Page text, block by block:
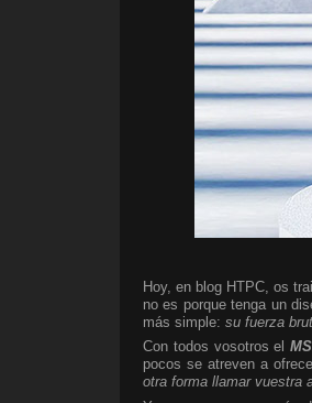
Hoy, en blog HTPC, os
no es porque tenga un
más simple: su fuerza
Con todos vosotros el
pocos se atreven a
otra forma llamar vuestra